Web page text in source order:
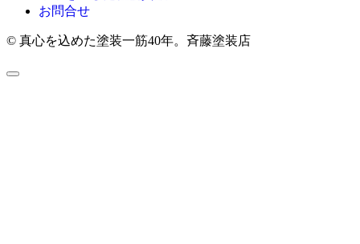
お問合せ
© 真心を込めた塗装一筋40年。斉藤塗装店